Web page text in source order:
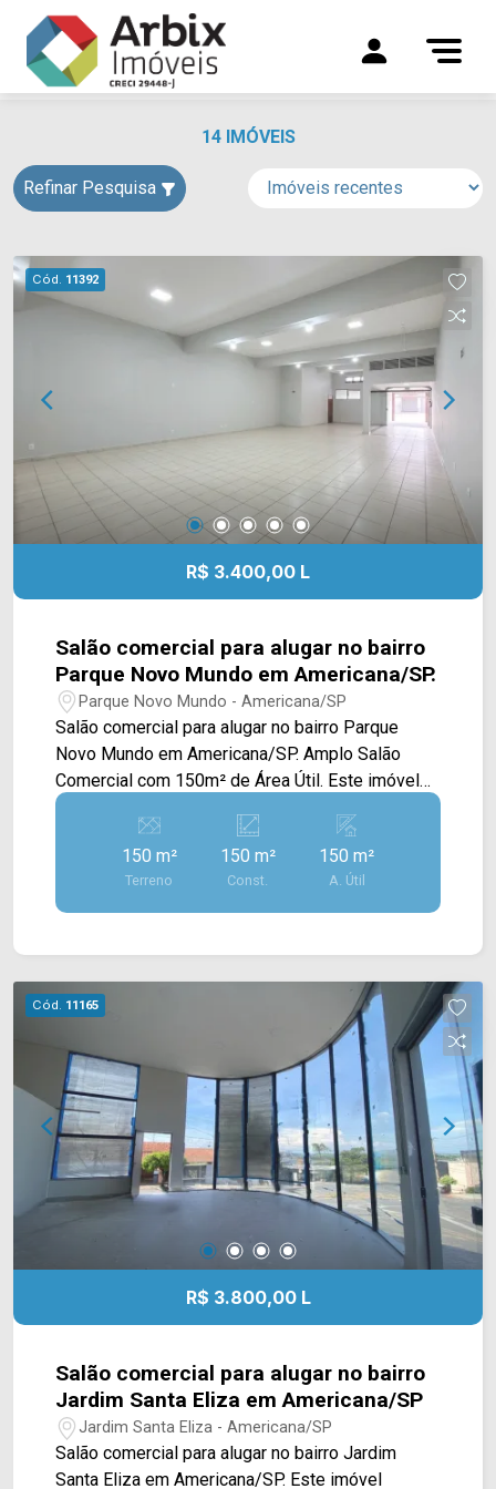
14 IMÓVEIS
Refinar Pesquisa
Cód. 11392
R$ 3.400,00 L
Salão comercial para alugar no bairro
Parque Novo Mundo em Americana/SP.
Parque Novo Mundo - Americana/SP
Salão comercial para alugar no bairro Parque
Novo Mundo em Americana/SP. Amplo Salão
Comercial com 150m² de Área Útil. Este imóvel
destaca-se pelo seu vão livre generoso,
proporcionando total flexibilidade para adaptação
de layouts, seja para comércio, escritório,
Hortifruti, esmaltaria, Loja de Acessórios
Automotivos, depósito entre outros. > 02
Jordão, esta região conta com supermercados,
padarias, restaurantes, pizzarias, pets e
academias com intenso corredor comercial. Entre
em contato com a equipe da Arbix Imóveis e
agende a sua visita!! WhatsApp e Telefone: (19)
3475-4546 ARBIX IMÓVEIS - Presente em cada
mudança!
150 m²
Terreno
150 m²
Const.
150 m²
A. Útil
Cód. 11165
R$ 3.800,00 L
Salão comercial para alugar no bairro
Jardim Santa Eliza em Americana/SP
Jardim Santa Eliza - Americana/SP
Salão comercial para alugar no bairro Jardim
Santa Eliza em Americana/SP. Este imóvel